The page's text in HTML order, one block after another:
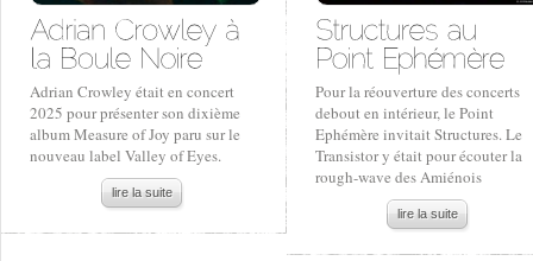
Adrian Crowley était en concert
2025 pour présenter son dixième
album Measure of Joy paru sur le
nouveau label Valley of Eyes.
lire la suite
Pour la réouverture des concerts
debout en intérieur, le Point
Ephémère invitait Structures. Le
Transistor y était pour écouter la
rough-wave des Amiénois
lire la suite